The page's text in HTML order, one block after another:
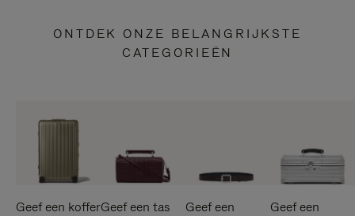
ONTDEK ONZE BELANGRIJKSTE
CATEGORIEËN
Geef een kofferGeef een tas
Geef een
Geef een